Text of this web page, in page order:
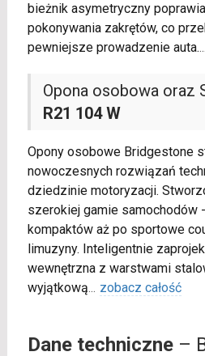
bieżnik asymetryczny
pokonywania zakrętów, co
pewniejsze prowadzenie auta....
Opona osobowa oraz
R21 104 W
Opony osobowe Bridgestone
nowoczesnych rozwiązań
dziedzinie motoryzacji.
szerokiej gamie samochodów
kompaktów aż po sportowe
limuzyny. Inteligentnie
wewnętrzna z warstwami
wyjątkową... zobacz całość
Dane techniczne–